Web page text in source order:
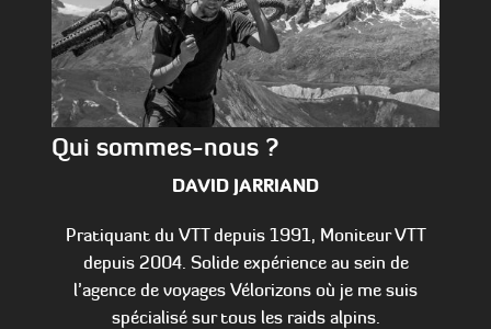
Qui sommes-nous ?
DAVID JARRIAND
Pratiquant du VTT depuis 1991, Moniteur VTT
depuis 2004. Solide expérience au sein de
l’agence de voyages Vélorizons où je me suis
spécialisé sur tous les raids alpins.